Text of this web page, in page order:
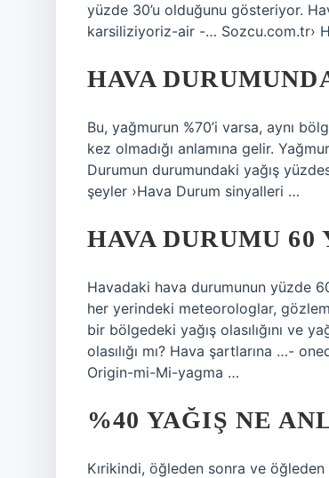
yüzde 30’u olduğunu gösteriyor.
karsiliziyoriz-air -… Sozcu.com.tr›
HAVA
Bu, yağmurun %70’i varsa, aynı
kez olmadığı anlamına gelir.
Durumun durumundaki yağış
şeyler ›Hava Durum sinyalleri …
HAVA DURUMU
Havadaki hava durumunun yüzde
her yerindeki meteorologlar,
bir bölgedeki yağış olasılığını ve
olasılığı mı? Hava şartlarına …-
Origin-mi-Mi-yagma …
%40 YAĞIŞ NE
Kırikindi, öğleden sonra ve